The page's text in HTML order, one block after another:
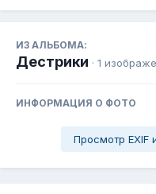
ИЗ АЛЬБОМА:
Дестрики · 1
ИНФОРМАЦИЯ О ФОТО
Просмотр EXIF